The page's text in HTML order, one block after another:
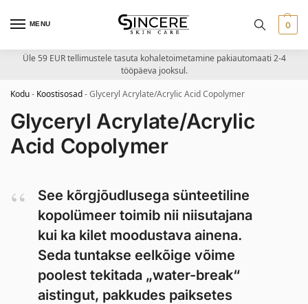
MENU 0
Üle 59 EUR tellimustele tasuta kohaletoimetamine pakiautomaati 2-4
tööpäeva jooksul.
Kodu- Koostisosad-Glyceryl Acrylate/Acrylic Acid Copolymer
Glyceryl Acrylate/Acrylic
Acid Copolymer
See kõrgjõudlusega sünteetiline
kopolümeer toimib nii niisutajana
kui ka kilet moodustava ainena.
Seda tuntakse eelkõige võime
poolest tekitada „water-break“
aistingut, pakkudes paiksetes